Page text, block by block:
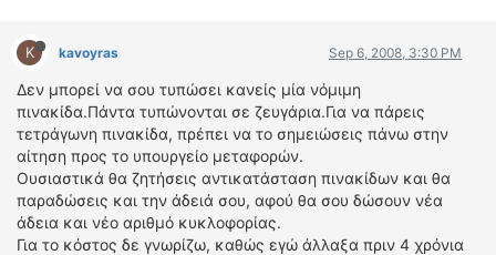
K kavoyras Sep 6, 2008, 3:30 PM
Δεν μπορεί να σου τυπώσει κανείς μία νόμιμη
πινακίδα.Πάντα τυπώνονται σε ζευγάρια.Για να πάρεις
τετράγωνη πινακίδα, πρέπει να το σημειώσεις πάνω στην
αίτηση προς το υπουργείο μεταφορών.
Ουσιαστικά θα ζητήσεις αντικατάσταση πινακίδων και θα
παραδώσεις και την άδειά σου, αφού θα σου δώσουν νέα
άδεια και νέο αριθμό κυκλοφορίας.
Για το κόστος δε γνωρίζω, καθώς εγώ άλλαξα πριν 4 χρόνια